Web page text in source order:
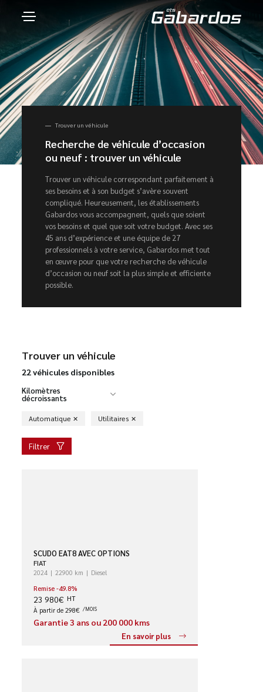
Trouver un véhicule
Recherche de véhicule d’occasion
ou neuf : trouver un véhicule
Trouver un véhicule correspondant parfaitement à
ses besoins et à son budget s’avère souvent
compliqué. Heureusement, les établissements
Gabardos vous accompagnent, quels que soient
vos besoins et quel que soit votre budget. Avec ses
45 ans d’expérience et une équipe de 27
professionnels à votre service, Gabardos met tout
en œuvre pour que votre recherche de véhicule
d’occasion ou neuf soit la plus simple et efficiente
possible.
Trouver un véhicule
22 véhicules disponibles
Kilomètres
décroissants
Automatique Utilitaires
Filtrer
SCUDO EAT8 AVEC OPTIONS
FIAT
2024 22900 km
Diesel
Remise -49.8%
23 980€ HT
À partir de 298€ /MOIS
Garantie 3 ans ou 200 000 kms
En savoir plus